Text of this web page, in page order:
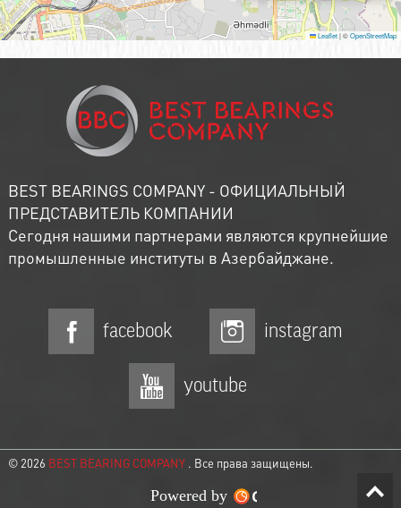
Leaflet|©OpenStreetMap
BEST BEARINGS COMPANY - ОФИЦИАЛЬНЫЙ
ПРЕДСТАВИТЕЛЬ КОМПАНИИ
Сегодня нашими партнерами являются крупнейшие
промышленные институты в Азербайджане.
facebook instagram
youtube
© 2026 BEST BEARING COMPANY . Все права защищены.